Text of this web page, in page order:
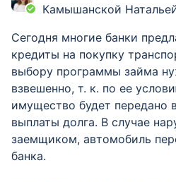
Камышанской
Сегодня многие банки
кредиты на покупку
выбору программы займа
взвешенно, т. к. по ее
имущество будет передано
выплаты долга. В случае
заемщиком, автомобиль
банка.